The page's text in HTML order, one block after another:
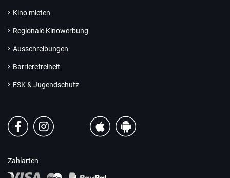
Kino mieten
Regionale Kinowerbung
Ausschreibungen
Barrierefreiheit
FSK & Jugendschutz
Zahlarten